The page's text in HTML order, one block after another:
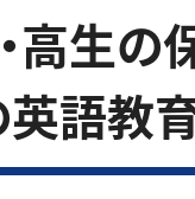
高生
語教